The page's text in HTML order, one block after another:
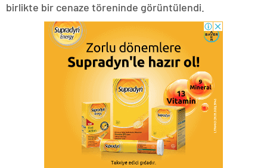
birlikte bir cenaze töreninde görüntülendi.